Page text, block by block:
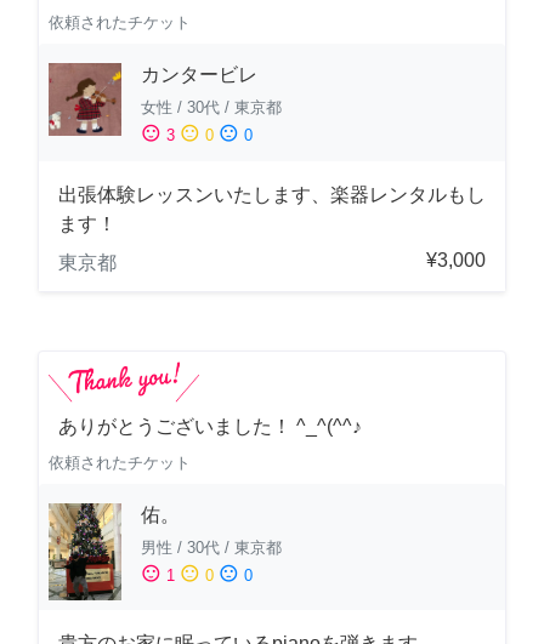
依頼されたチケット
カンタービレ
女性 / 30代 / 東京都
sentiment_satisfied 3 sentiment_neutral 0 sentiment_dissatisfied 0
出張体験レッスンいたします、楽器レンタルもし
ます！
東京都
¥3,000
ありがとうございました！ ^_^(^^♪
依頼されたチケット
佑。
男性 / 30代 / 東京都
sentiment_satisfied 1 sentiment_neutral 0 sentiment_dissatisfied 0